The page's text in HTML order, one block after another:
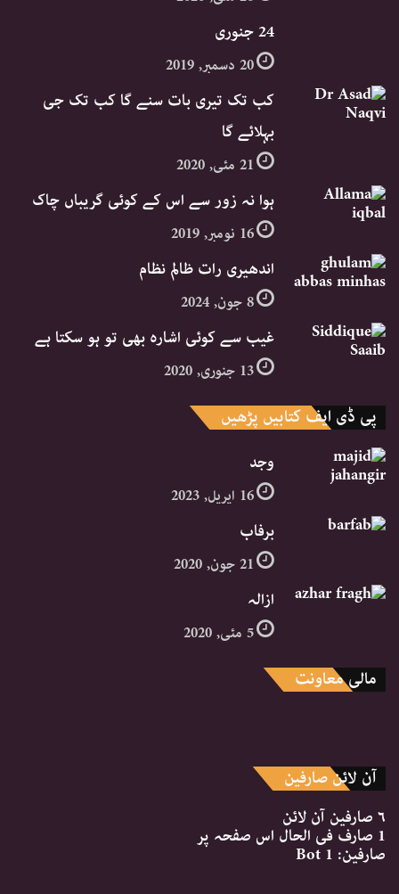
24 جنوری
20 دسمبر, 2019
کب تک تیری بات سنے گا کب تک جی
بہلائے گا
21 مئی, 2020
ہوا نہ زور سے اس کے کوئی گریباں چاک
16 نومبر, 2019
اندھیری رات ظالم نظام
8 جون, 2024
غیب سے کوئی اشارہ بھی تو ہو سکتا ہے
13 جنوری, 2020
پی ڈی ایف کتابیں پڑھیں
وجد
16 اپریل, 2023
برفاب
21 جون, 2020
ازالہ
5 مئی, 2020
مالی معاونت
آن لائن صارفین
۶ صارفین
آن لائن
1 صارف فی الحال اس صفحہ پر
صارفین: 1 Bot